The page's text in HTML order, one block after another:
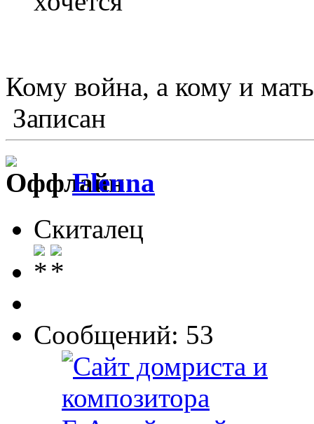
Кому война, а кому и
Записан
Elenna
Скиталец
Сообщений: 53